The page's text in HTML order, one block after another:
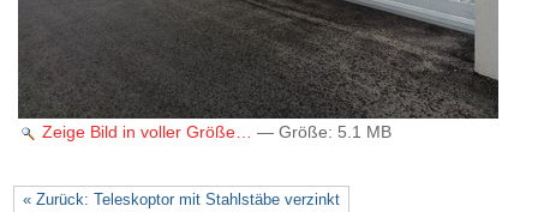
Zeige Bild in voller Größe… —Größe: 5.1 MB
« Zurück: Teleskoptor mit Stahlstäbe verzinkt